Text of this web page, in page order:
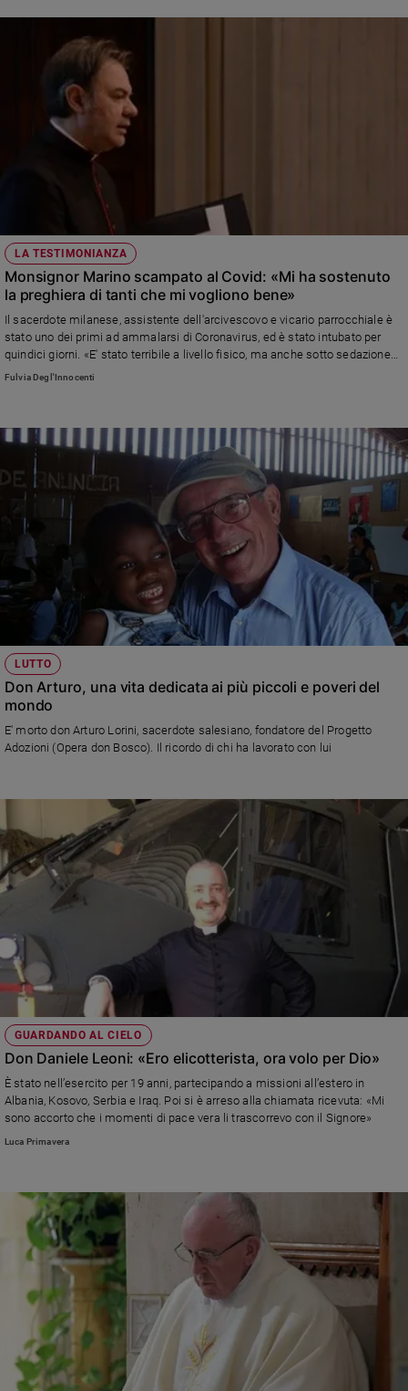
LA TESTIMONIANZA
Monsignor Marino scampato al Covid: «Mi ha sostenuto
la preghiera di tanti che mi vogliono bene»
Il sacerdote milanese, assistente dell'arcivescovo e vicario parrocchiale è
stato uno dei primi ad ammalarsi di Coronavirus, ed è stato intubato per
quindici giorni. «E' stato terribile a livello fisico, ma anche sotto sedazione
vivevo in una clima di serenità grazie alla fede». Le dimissioni il giorno di
Fulvia Degl'Innocenti
LUTTO
Don Arturo, una vita dedicata ai più piccoli e poveri del
mondo
E' morto don Arturo Lorini, sacerdote salesiano, fondatore del Progetto
Adozioni (Opera don Bosco). Il ricordo di chi ha lavorato con lui
GUARDANDO AL CIELO
Don Daniele Leoni: «Ero elicotterista, ora volo per Dio»
È stato nell’esercito per 19 anni, partecipando a missioni all’estero in
Albania, Kosovo, Serbia e Iraq. Poi si è arreso alla chiamata ricevuta: «Mi
sono accorto che i momenti di pace vera li trascorrevo con il Signore»
Luca Primavera